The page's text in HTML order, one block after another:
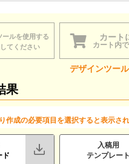
ールを使用する
てください
カート
カート内
デザインツー
果
作成の必要項目を選択すると表示さ
ド
入稿用
テンプレート